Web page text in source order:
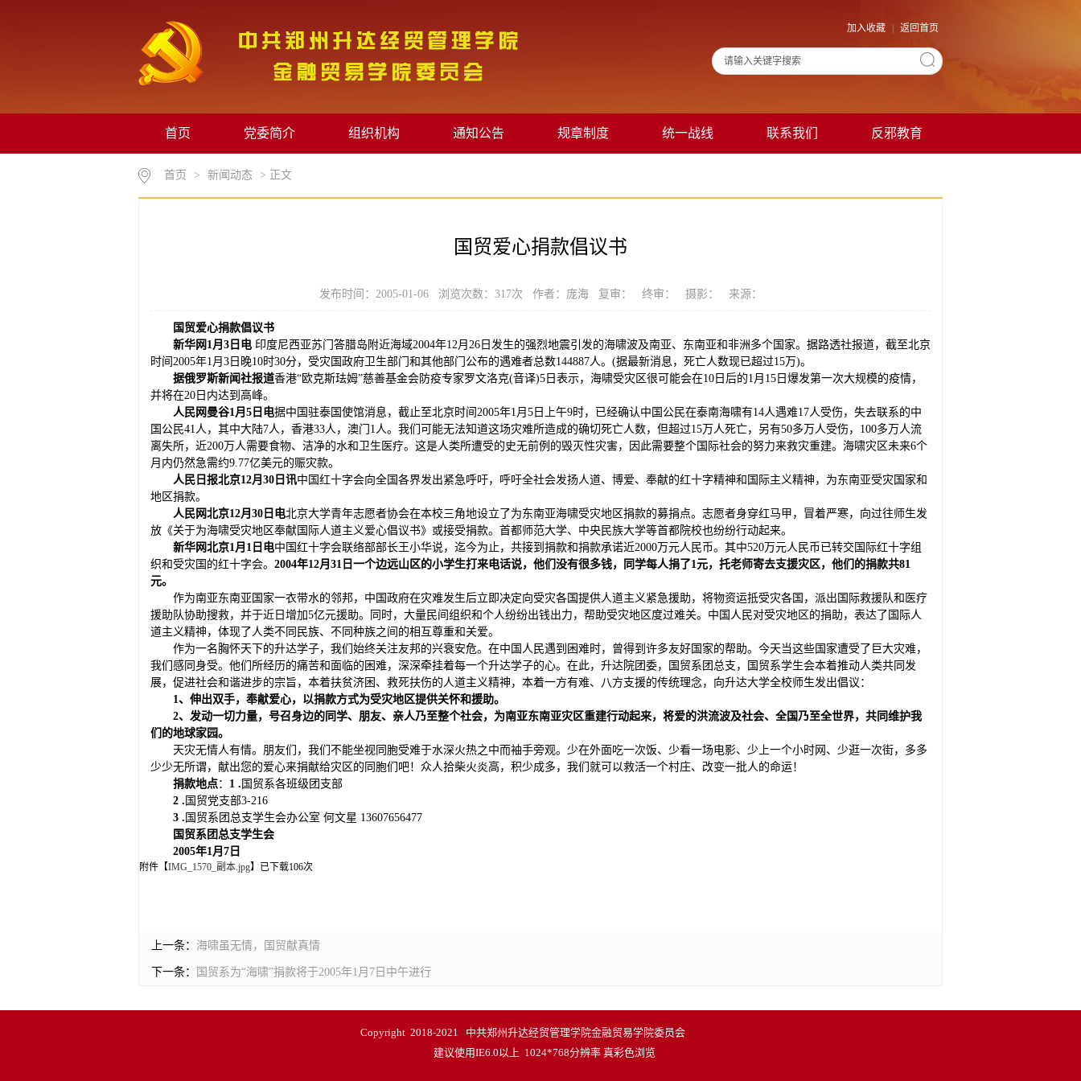
加入收藏 返回首页
首页 党委简介 组织机构 通知公告 规章制度 统一战线 联系我们 反邪教育
首页 > 新闻动态 > 正文
国贸爱心捐款倡议书
发布时间：2005-01-06 浏览次数： 317次 作者：庞海 复审： 终审： 摄影： 来源：
国贸爱心捐款倡议书
新华网 1月 3 日电 印度尼西亚苏门答腊岛附近海域2004年12月26日发生的强烈地震引发的海啸波及南亚、东南亚和非洲多个国家。据路透社报道，截至北京
时间2005年1月3日晚10时30分，受灾国政府卫生部门和其他部门公布的遇难者总数144887人。(据最新消息，死亡人数现已超过15万)。
据俄罗斯新闻社报道香港“欧克斯珐姆”慈善基金会防疫专家罗文洛克(音译)5日表示，海啸受灾区很可能会在10日后的1月15日爆发第一次大规模的疫情，
并将在20日内达到高峰。
人民网曼谷1月 5 日电据中国驻泰国使馆消息，截止至北京时间2005年1月5日上午9时，已经确认中国公民在泰南海啸有14人遇难17人受伤，失去联系的中
国公民41人，其中大陆7人，香港33人，澳门1人。我们可能无法知道这场灾难所造成的确切死亡人数，但超过15万人死亡，另有50多万人受伤，100多万人流
离失所，近200万人需要食物、洁净的水和卫生医疗。这是人类所遭受的史无前例的毁灭性灾害，因此需要整个国际社会的努力来救灾重建。海啸灾区未来6个
月内仍然急需约9.77亿美元的赈灾款。
人民日报北京12月30日讯中国红十字会向全国各界发出紧急呼吁，呼吁全社会发扬人道、博爱、奉献的红十字精神和国际主义精神，为东南亚受灾国家和
地区捐款。
人民网北京12月30日电北京大学青年志愿者协会在本校三角地设立了为东南亚海啸受灾地区捐款的募捐点。志愿者身穿红马甲，冒着严寒，向过往师生发
放《关于为海啸受灾地区奉献国际人道主义爱心倡议书》或接受捐款。首都师范大学、中央民族大学等首都院校也纷纷行动起来。
新华网北京1月 1 日电中国红十字会联络部部长王小华说，迄今为止，共接到捐款和捐款承诺近2000万元人民币。其中520万元人民币已转交国际红十字组
织和受灾国的红十字会。 2004年12月 31 日一个边远山区的小学生打来电话说，他们没有很多钱，同学每人捐了1元，托老师寄去支援灾区，他们的捐款共81
元。
作为南亚东南亚国家一衣带水的邻邦，中国政府在灾难发生后立即决定向受灾各国提供人道主义紧急援助，将物资运抵受灾各国，派出国际救援队和医疗
援助队协助搜救，并于近日增加5亿元援助。同时，大量民间组织和个人纷纷出钱出力，帮助受灾地区度过难关。中国人民对受灾地区的捐助，表达了国际人
道主义精神，体现了人类不同民族、不同种族之间的相互尊重和关爱。
作为一名胸怀天下的升达学子，我们始终关注友邦的兴衰安危。在中国人民遇到困难时，曾得到许多友好国家的帮助。今天当这些国家遭受了巨大灾难，
我们感同身受。他们所经历的痛苦和面临的困难，深深牵挂着每一个升达学子的心。在此，升达院团委，国贸系团总支，国贸系学生会本着推动人类共同发
展，促进社会和谐进步的宗旨，本着扶贫济困、救死扶伤的人道主义精神，本着一方有难、八方支援的传统理念，向升达大学全校师生发出倡议：
1、伸出双手，奉献爱心，以捐款方式为受灾地区提供关怀和援助。
2、发动一切力量，号召身边的同学、朋友、亲人乃至整个社会，为南亚东南亚灾区重建行动起来，将爱的洪流波及社会、全国乃至全世界，共同维护我
们的地球家园。
天灾无情人有情。朋友们，我们不能坐视同胞受难于水深火热之中而袖手旁观。少在外面吃一次饭、少看一场电影、少上一个小时网、少逛一次街，多多
少少无所谓，献出您的爱心来捐献给灾区的同胞们吧！众人拾柴火炎高，积少成多，我们就可以救活一个村庄、改变一批人的命运！
捐款地点： 1 . 国贸系各班级团支部
2 . 国贸党支部3-216
3 . 国贸系团总支学生会办公室 何文星 13607656477
国贸系团总支学生会
2005年1月7日
附件【IMG_1570_副本.jpg】已下载106次
上一条： 海啸虽无情，国贸献真情
下一条： 国贸系为“海啸”捐款将于2005年1月7日中午进行
Copyright 2018-2021 中共郑州升达经贸管理学院金融贸易学院委员会
建议使用IE6.0以上 1024*768分辨率 真彩色浏览